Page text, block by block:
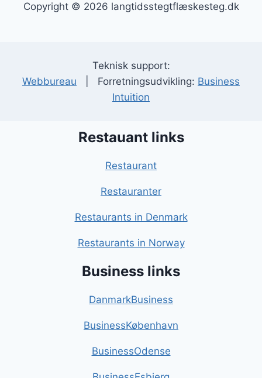
Copyright © 2026 langtidsstegtflæskesteg.dk
Teknisk support:
Webbureau | Forretningsudvikling: Business
Intuition
Restauant links
Restaurant
Restauranter
Restaurants in Denmark
Restaurants in Norway
Business links
DanmarkBusiness
BusinessKøbenhavn
BusinessOdense